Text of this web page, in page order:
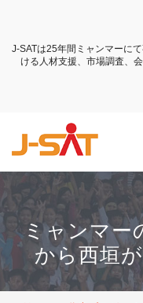
J-SATは25年間ミャンマーに
ける 人材支援、市場調査、
ミャンマー
から西垣